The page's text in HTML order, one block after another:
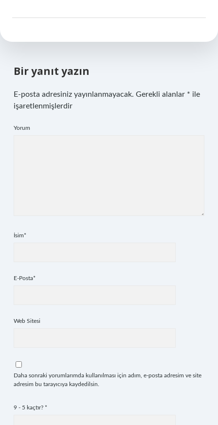
Bir yanıt yazın
E-posta adresiniz yayınlanmayacak. Gerekli alanlar * ile
işaretlenmişlerdir
Yorum
İsim*
E-Posta*
Web Sitesi
Daha sonraki yorumlarımda kullanılması için adım, e-posta adresim ve site
adresim bu tarayıcıya kaydedilsin.
9 - 5 kaçtır? *